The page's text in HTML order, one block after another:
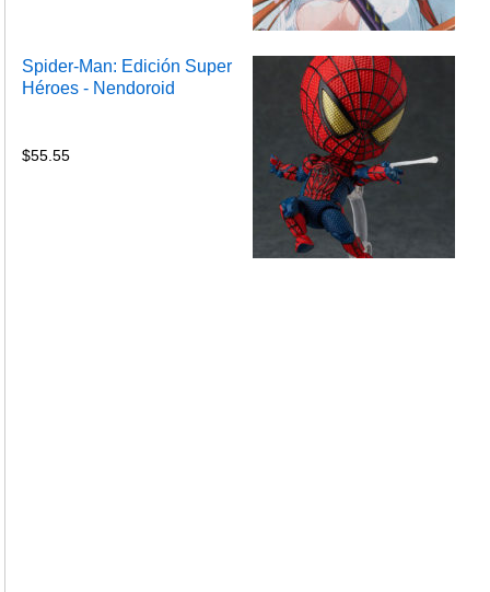
Spider-Man: Edición Super
Héroes - Nendoroid
$55.55